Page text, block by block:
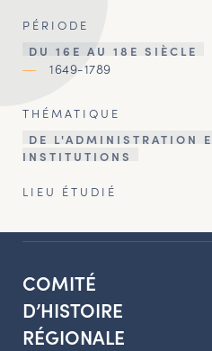
PÉRIODE
DU 16E AU 18E SIÈCLE
1649-1789
THÉMATIQUE
DE L'ADMINISTRATION
INSTITUTIONS
LIEU ÉTUDIÉ
COMITÉ
D’HISTOIRE
RÉGIONALE